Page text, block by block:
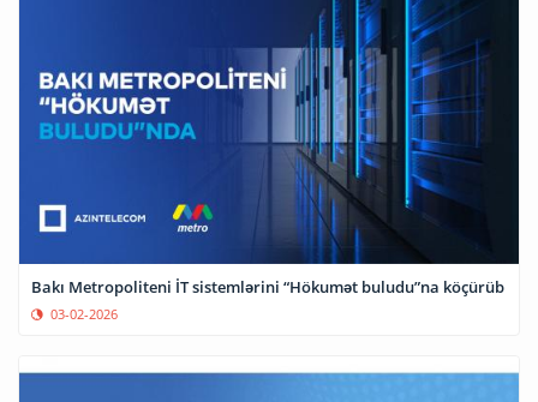
Bakı Metropoliteni İT sistemlərini “Hökumət buludu”na köçürüb
03-02-2026